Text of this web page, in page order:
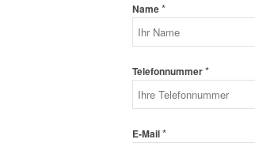
Name*
Telefonnummer*
E-Mail*